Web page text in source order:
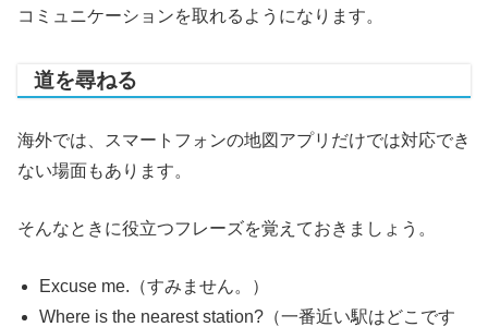
コミュニケーションを取れるようになります。
道を尋ねる
海外では、スマートフォンの地図アプリだけでは対応でき
ない場面もあります。
そんなときに役立つフレーズを覚えておきましょう。
Excuse me.（すみません。）
Where is the nearest station?（一番近い駅はどこです